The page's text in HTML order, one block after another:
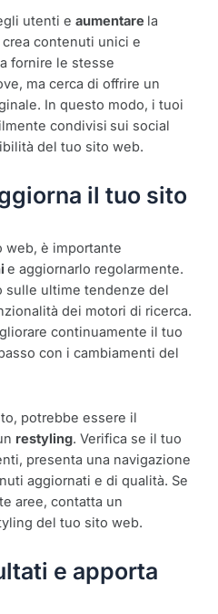
utenti e aumentare la
contenuti unici e
fornire le stesse
ma cerca di offrire un
In questo modo, i tuoi
condivisi sui social
del tuo sito web.
il tuo sito
web, è importante
e aggiornarlo regolarmente.
sulle ultime tendenze del
dei motori di ricerca.
continuamente il tuo
con i cambiamenti del
potrebbe essere il
restyling. Verifica se il tuo
presenta una navigazione
aggiornati e di qualità. Se
aree, contatta un
del tuo sito web.
e apporta